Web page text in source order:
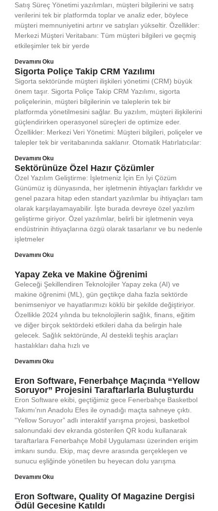
Satış Süreç Yönetimi yazılımları, müşteri bilgilerini ve satış
verilerini tek bir platformda toplar ve analiz eder, böylece
müşteri memnuniyetini artırır ve satışları yükseltir. Özellikler:
Merkezi Müşteri Veritabanı: Tüm müşteri bilgileri ve geçmiş
etkileşimler tek bir yerde
Devamını Oku
Sigorta Poliçe Takip CRM Yazılımı
Sigorta sektöründe müşteri ilişkileri yönetimi (CRM) büyük
önem taşır. Sigorta Poliçe Takip CRM Yazılımı, sigorta
poliçelerinin, müşteri bilgilerinin ve taleplerin tek bir
platformda yönetilmesini sağlar. Bu yazılım, müşteri ilişkilerini
güçlendirirken operasyonel süreçleri de optimize eder.
Özellikler: Merkezi Veri Yönetimi: Müşteri bilgileri, poliçeler ve
talepler tek bir veritabanında saklanır. Otomatik Hatırlatıcılar:
Devamını Oku
Sektörünüze Özel Hazır Çözümler
Özel Yazılım Geliştirme: İşletmeniz İçin En İyi Çözüm
Günümüz iş dünyasında, her işletmenin ihtiyaçları farklıdır ve
genel pazara hitap eden standart yazılımlar bu ihtiyaçları tam
olarak karşılayamayabilir. İşte burada devreye özel yazılım
geliştirme giriyor. Özel yazılımlar, belirli bir işletmenin veya
endüstrinin ihtiyaçlarına özgü olarak tasarlanır ve bu nedenle
işletmeler
Devamını Oku
Yapay Zeka ve Makine Öğrenimi
Geleceği Şekillendiren Teknolojiler Yapay zeka (AI) ve
makine öğrenimi (ML), gün geçtikçe daha fazla sektörde
benimseniyor ve hayatlarımızı köklü bir şekilde değiştiriyor.
Özellikle 2024 yılında bu teknolojilerin sağlık, finans, eğitim
ve diğer birçok sektördeki etkileri daha da belirgin hale
gelecek. Sağlık sektöründe, AI destekli teşhis araçları
hastalıkları daha hızlı ve
Devamını Oku
Eron Software, Fenerbahçe Maçında “Yellow
Soruyor” Projesini Taraftarlarla Buluşturdu
Eron Software ekibi, geçtiğimiz gece Fenerbahçe Basketbol
Takımı’nın Anadolu Efes ile oynadığı maçta sahneye çıktı.
“Yellow Soruyor” adlı interaktif yarışma projesi, basketbol
salonundaki dev ekranda gösterilen QR kodu kullanarak
taraftarlara Fenerbahçe Mobil Uygulaması üzerinden erişim
imkanı sundu. Ekip, maç devre arasında gerçekleşen ve
sunucu eşliğinde yönetilen bu heyecan dolu yarışma
Devamını Oku
Eron Software, Quality Of Magazine Dergisi
Ödül Gecesine Katıldı